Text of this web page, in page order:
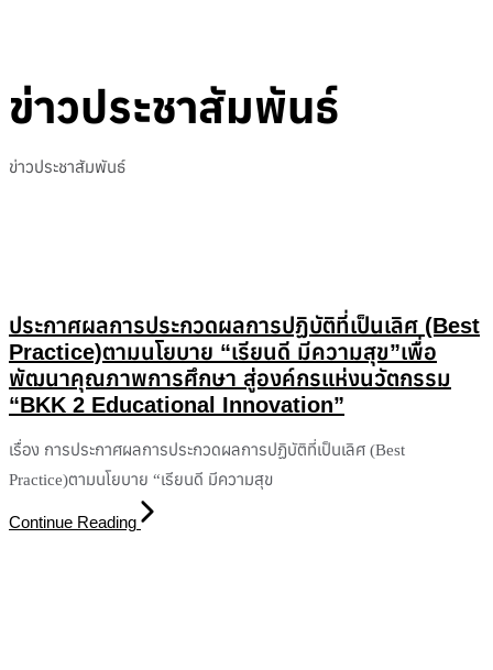
ข่าวประชาสัมพันธ์
ข่าวประชาสัมพันธ์
ประกาศผลการประกวดผลการปฏิบัติที่เป็นเลิศ (Best
Practice)ตามนโยบาย “เรียนดี มีความสุข”เพื่อ
พัฒนาคุณภาพการศึกษา สู่องค์กรแห่งนวัตกรรม
“BKK 2 Educational Innovation”
เรื่อง การประกาศผลการประกวดผลการปฏิบัติที่เป็นเลิศ (Best
Practice)ตามนโยบาย “เรียนดี มีความสุข
Continue Reading